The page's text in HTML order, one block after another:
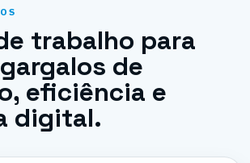
trabalho para
de
eficiência e
digital.